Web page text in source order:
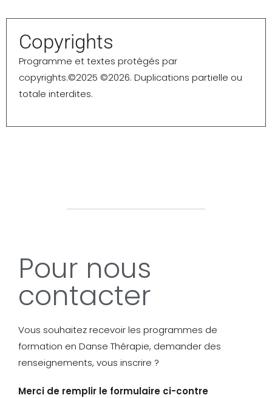
Copyrights
Programme et textes protégés par
copyrights.©️2025 ©️2026. Duplications partielle ou
totale interdites.
Pour nous
contacter
Vous souhaitez recevoir les programmes de
formation en Danse Thérapie, demander des
renseignements, vous inscrire ?
Merci de remplir le formulaire ci-contre